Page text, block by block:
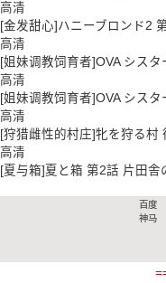
高清
[金发甜心]ハニーブロンド2
高清
[姐妹调教饲育者]OVA シス
高清
[姐妹调教饲育者]OVA シス
高清
[狩猎雌性的村庄]牝を狩る村
高清
[夏与箱]夏と箱 第2話 片田舎
百度
神马